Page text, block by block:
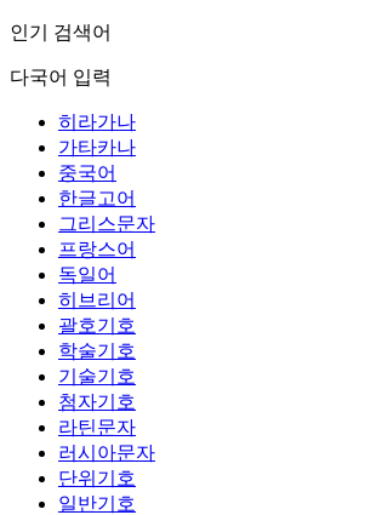
인기 검색어
다국어 입력
히라가나
가타카나
중국어
한글고어
그리스문자
프랑스어
독일어
히브리어
괄호기호
학술기호
기술기호
첨자기호
라틴문자
러시아문자
단위기호
일반기호